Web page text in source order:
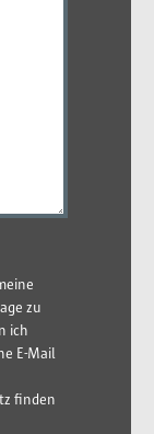
zu
ich
E-Mail
finden